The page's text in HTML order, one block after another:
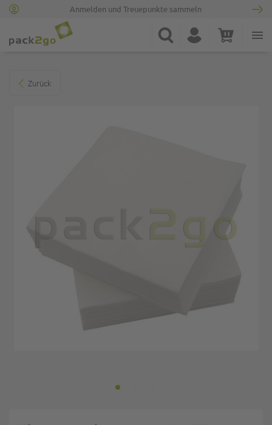
Anmelden und Treuepunkte sammeln
Suche Konto Warenkorb
Zurück